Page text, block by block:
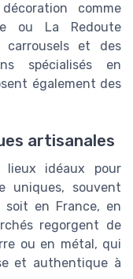
comme
ou La Redoute
et des
spécialisés en
également des
artisanales
idéaux pour
uniques, souvent
soit en France, en
regorgent de
ou en métal, qui
et authentique à